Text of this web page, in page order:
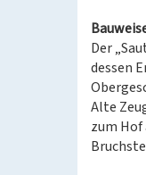
Der
dessen
Alte
zum